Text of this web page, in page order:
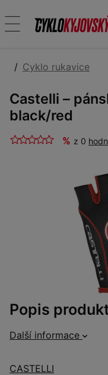
Cyklo rukavice
Castelli –
black/red
% z 0
Popis
Další informace
CASTELLI